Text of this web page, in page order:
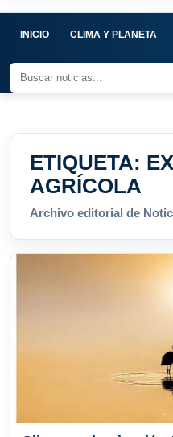
INICIO CLIMA Y PLANETA
ETIQUETA:
AGRÍCOLA
Archivo editorial de